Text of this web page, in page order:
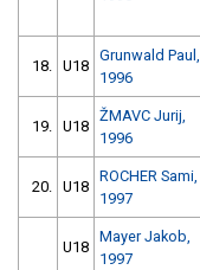
18. U18
Grunwald Paul,
1996
19. U18
ŽMAVC Jurij,
1996
20. U18
ROCHER Sami,
1997
U18
Mayer Jakob,
1997